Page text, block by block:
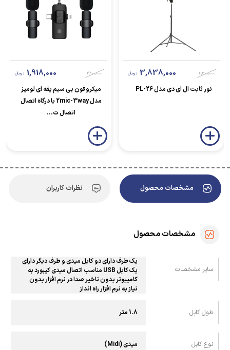
4,300,000
3,838,000 تومان
نور ثابت ال ای دی مدل PL-26
2,200,000
1,918,000 تومان
میکروفون بی سیم یقه ای لومیز
مدل 2mic-3way با درگاه اتصال
اتصال ت...
مشخصات محصول نظرات کاربران
مشخصات محصول
سایر مشخصات
یک طرف دارای دو کابل میدی و طرف دیگر دارای
یک کابل USB مناسب اتصال میدی کیبورد به
کامپیوتر بدون تاخیر صدا در نرم افزار بدون
نیاز به نرم افزار راه انداز
طول کابل 1.8 متر
نوع کابل میدی (Midi)